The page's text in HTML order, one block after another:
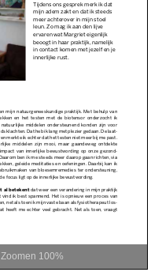
Zoomen 100%